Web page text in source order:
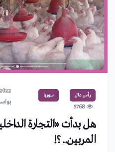
رأس مال سوريا
5768
هل بدأت «التجارة
المربين.. ؟!